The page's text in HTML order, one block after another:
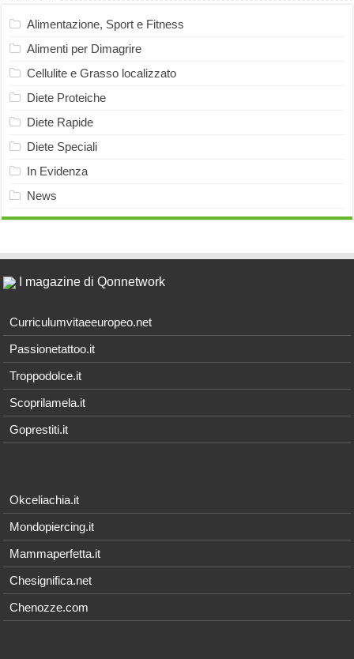
Alimentazione, Sport e Fitness
Alimenti per Dimagrire
Cellulite e Grasso localizzato
Diete Proteiche
Diete Rapide
Diete Speciali
In Evidenza
News
I magazine di Qonnetwork
Curriculumvitaeeuropeo.net
Passionetattoo.it
Troppodolce.it
Scoprilamela.it
Goprestiti.it
Okceliachia.it
Mondopiercing.it
Mammaperfetta.it
Chesignifica.net
Chenozze.com